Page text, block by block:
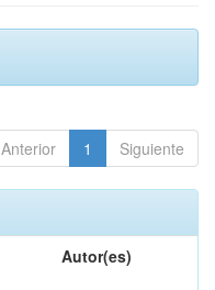
Anterior 1 Siguiente
Autor(es)